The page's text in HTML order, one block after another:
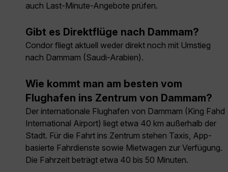
auch Last-Minute-Angebote prüfen.
Gibt es Direktflüge nach Dammam?
Condor fliegt aktuell weder direkt noch mit Umstieg
nach Dammam (Saudi-Arabien).
Wie kommt man am besten vom
Flughafen ins Zentrum von Dammam?
Der internationale Flughafen von Dammam (King Fahd
International Airport) liegt etwa 40 km außerhalb der
Stadt. Für die Fahrt ins Zentrum stehen Taxis, App-
basierte Fahrdienste sowie Mietwagen zur Verfügung.
Die Fahrzeit beträgt etwa 40 bis 50 Minuten.